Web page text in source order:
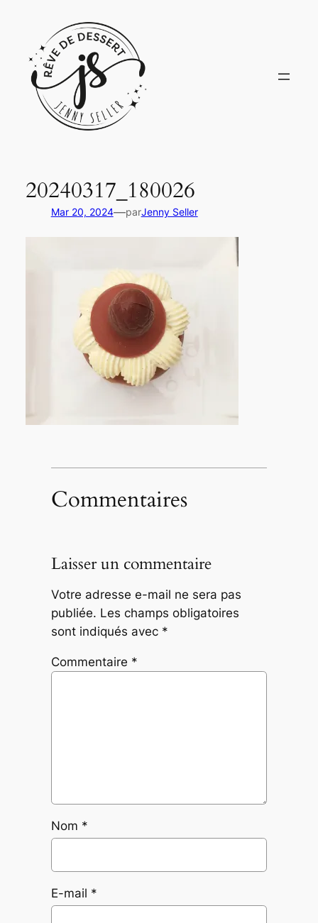
contenu
20240317_180026
Mar 20, 2024—parJenny Seller
Commentaires
Laisser un commentaire
Votre adresse e-mail ne sera pas
publiée. Les champs obligatoires
sont indiqués avec *
Commentaire *
Nom *
E-mail *